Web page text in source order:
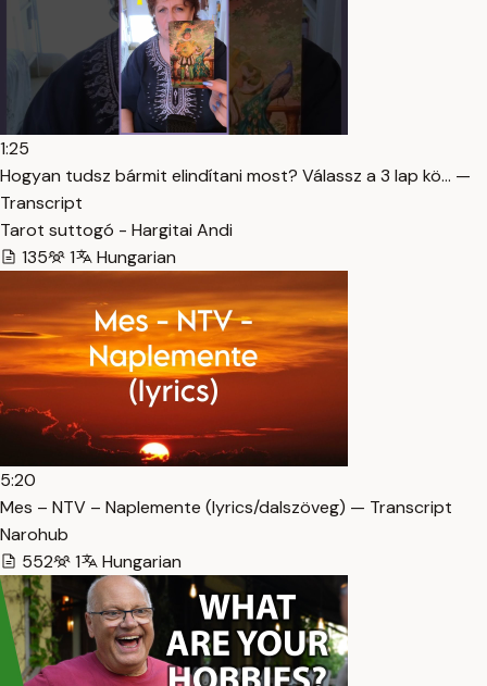
1:25
Hogyan tudsz bármit elindítani most? Válassz a 3 lap kö… —
Transcript
Tarot suttogó - Hargitai Andi
135
1 Hungarian
5:20
Mes – NTV – Naplemente (lyrics/dalszöveg) — Transcript
Narohub
552
1 Hungarian